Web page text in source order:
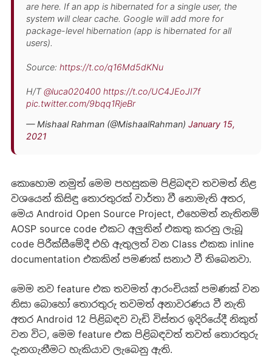
are here. If an app is hibernated for a single user, the
system will clear cache. Google will add more for
package-level hibernation (app is hibernated for all
users).
Source: https://t.co/q16Md5dKNu
H/T@luca020400 https://t.co/UC4JEoJI7f
pic.twitter.com/9bqq1RjeBr
— Mishaal Rahman (@MishaalRahman) January 15,
2021
කොහොම නමුත් මෙම පහසුකම පිළිබඳව තවමත් නිළ
වශයෙන් කිසිඳු තොරතුරක් වාර්තා වී නොමැති අතර,
මෙය Android Open Source Project, එහෙමත් නැතිනම්
AOSP source code එකට අලුතින් එකතු කරනු ලැබූ
code පිරීක්සීමේදී එහි ඇතුලත් වන Class එකක inline
documentation එකකින් පමණක් සනාථ වී තිබෙනවා.
මෙම නව feature එක තවමත් ආරංචියක් පමණක් වන
නිසා බොහෝ තොරතුරු තවමත් අනාවරණය වී නැති
අතර Android 12 පිළිබඳව වැඩි විස්තර ඉදිරියේදී නිකුත්
වන විට, මෙම feature එක පිළිබඳවත් තවත් තොරතුරු
දැනගැනීමට හැකියාව ලැබෙනු ඇති.